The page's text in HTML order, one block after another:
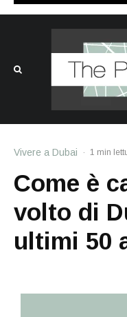
Vivere a Dubai · 1 min
Come è
volto di
ultimi 50